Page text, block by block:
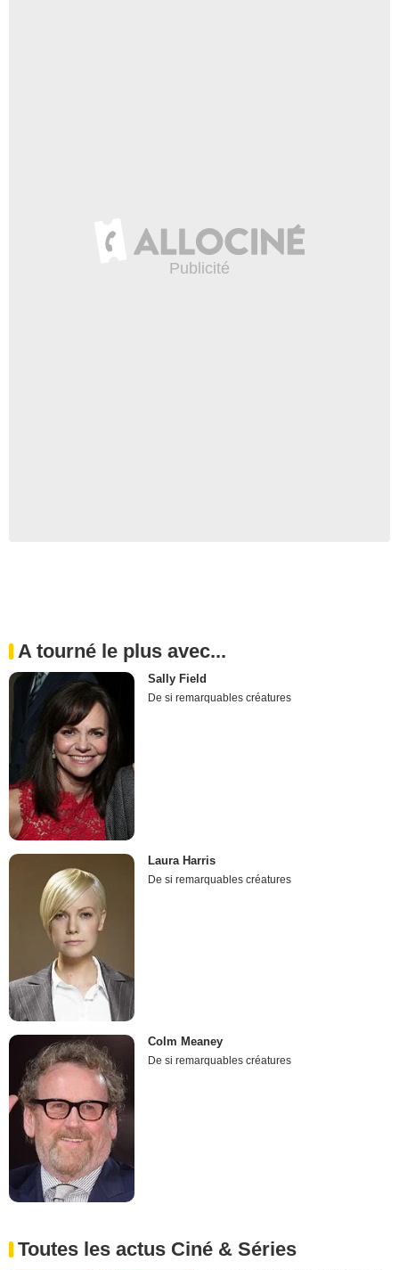
A tourné le plus avec...
Sally Field
De si remarquables créatures
Laura Harris
De si remarquables créatures
Colm Meaney
De si remarquables créatures
Toutes les actus Ciné & Séries